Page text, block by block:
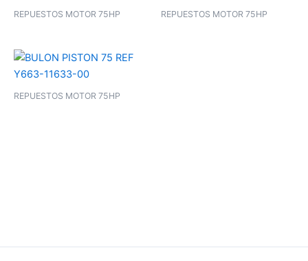
REPUESTOS MOTOR 75HP REPUESTOS MOTOR 75HP
REPUESTOS MOTOR 75HP